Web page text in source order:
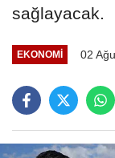
sağlayacak.
EKONOMI 02